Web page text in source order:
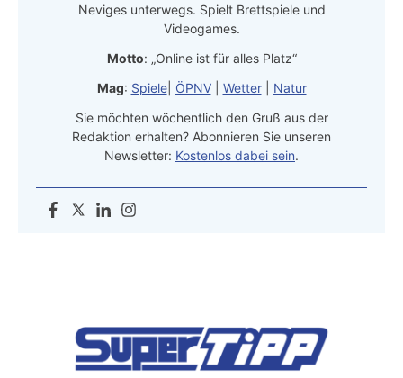
Neviges unterwegs. Spielt Brettspiele und
Videogames.
Motto: „Online ist für alles Platz“
Mag: Spiele| ÖPNV| Wetter| Natur
Sie möchten wöchentlich den Gruß aus der
Redaktion erhalten? Abonnieren Sie unseren
Newsletter: Kostenlos dabei sein.